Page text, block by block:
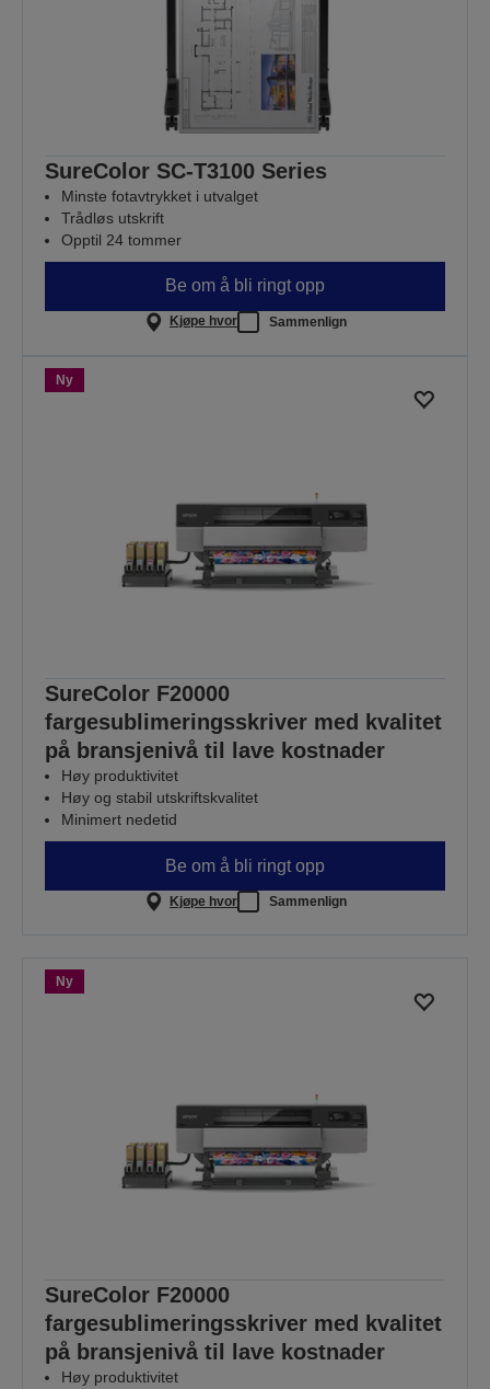
SureColor SC-T3100 Series
Minste fotavtrykket i utvalget
Trådløs utskrift
Opptil 24 tommer
Be om å bli ringt opp
Kjøpe hvor Sammenlign
Ny
SureColor F20000
fargesublimeringsskriver med kvalitet
på bransjenivå til lave kostnader
Høy produktivitet
Høy og stabil utskriftskvalitet
Minimert nedetid
Be om å bli ringt opp
Kjøpe hvor Sammenlign
Ny
SureColor F20000
fargesublimeringsskriver med kvalitet
på bransjenivå til lave kostnader
Høy produktivitet